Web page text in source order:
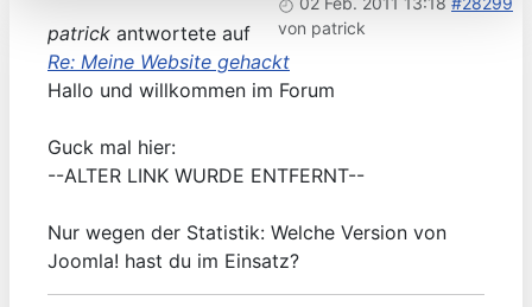
von patrick
patrick antwortete auf
Re: Meine Website gehackt
Hallo und willkommen im Forum
Guck mal hier:
--ALTER LINK WURDE ENTFERNT--
Nur wegen der Statistik: Welche Version von
Joomla! hast du im Einsatz?